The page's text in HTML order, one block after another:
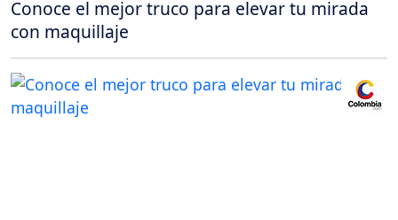
Conoce el mejor truco para elevar tu mirada
con maquillaje